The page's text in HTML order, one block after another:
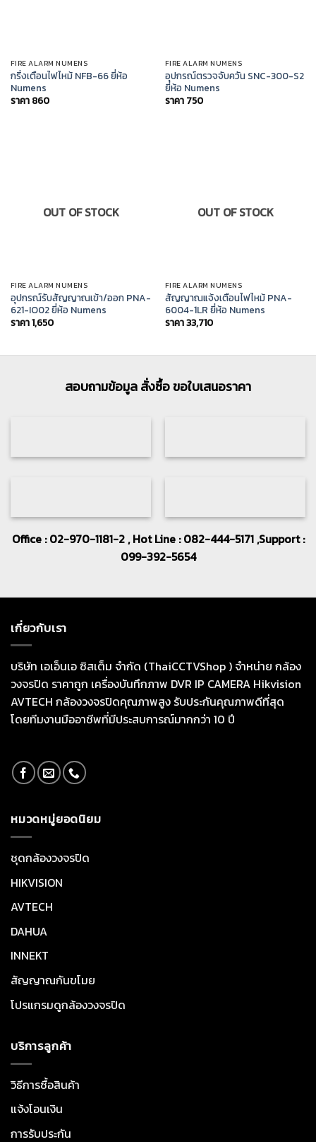
FIRE ALARM NUMENS
กริ่งเตือนไฟไหม้ NFB-66 ยี่ห้อ
Numens
ราคา 860
FIRE ALARM NUMENS
อุปกรณ์ตรวจจับควัน SNC-300-S2
ยี่ห้อ Numens
ราคา 750
OUT OF STOCK
FIRE ALARM NUMENS
อุปกรณ์รับสัญญาณเข้า/ออก PNA-
621-IO02 ยี่ห้อ Numens
ราคา1,650
OUT OF STOCK
FIRE ALARM NUMENS
สัญญาณแจ้งเตือนไฟไหม้ PNA-
6004-1LR ยี่ห้อ Numens
ราคา33,710
สอบถามข้อมูล สั่งซื้อ ขอใบเสนอราคา
Office : 02-970-1181-2 , Hot Line : 082-444-5171 ,Support :
099-392-5654
เกี่ยวกับเรา
บริษัท เอเอ็นเอ ซิสเต็ม จำกัด (ThaiCCTVShop ) จำหน่าย กล้อง
วงจรปิด ราคาถูก เครื่องบันทึกภาพ DVR IP CAMERA Hikvision
AVTECH กล้องวงจรปิดคุณภาพสูง รับประกันคุณภาพดีที่สุด
โดยทีมงานมืออาชีพที่มีประสบการณ์มากกว่า 10 ปี
หมวดหมู่ยอดนิยม
ชุดกล้องวงจรปิด
HIKVISION
AVTECH
DAHUA
INNEKT
สัญญาณกันขโมย
โปรแกรมดูกล้องวงจรปิด
บริการลูกค้า
วิธีการซื้อสินค้า
แจ้งโอนเงิน
การรับประกัน